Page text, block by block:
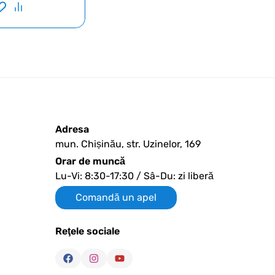
Adresa
mun. Chișinău, str. Uzinelor, 169
Orar de muncă
Lu-Vi: 8:30-17:30 / Sâ-Du: zi liberă
Comandă un apel
Reţele sociale